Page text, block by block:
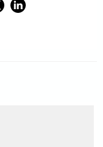
LinkedIn